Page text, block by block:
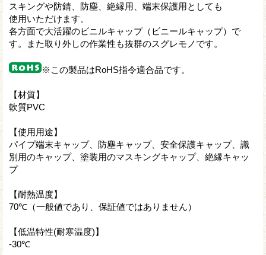
スキングや防錆、防塵、絶縁用、端末保護用としても
使用いただけます。
各方面で大活躍のビニルキャップ（ビニールキャップ）で
す。また取り外しの作業性も抜群のスグレモノです。
※この製品はRoHS指令適合品です。
【材質】
軟質PVC
【使用用途】
パイプ端末キャップ、防塵キャップ、安全保護キャップ、識
別用のキャップ、塗装用のマスキングキャップ、絶縁キャッ
プ
【耐熱温度】
70℃（一般値であり、保証値ではありません）
【低温特性(耐寒温度)】
-30℃